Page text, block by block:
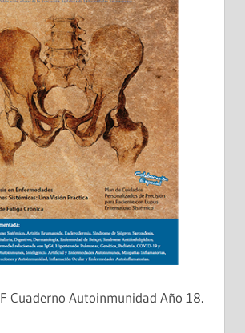
Cuaderno Autoinmunidad Año 18.